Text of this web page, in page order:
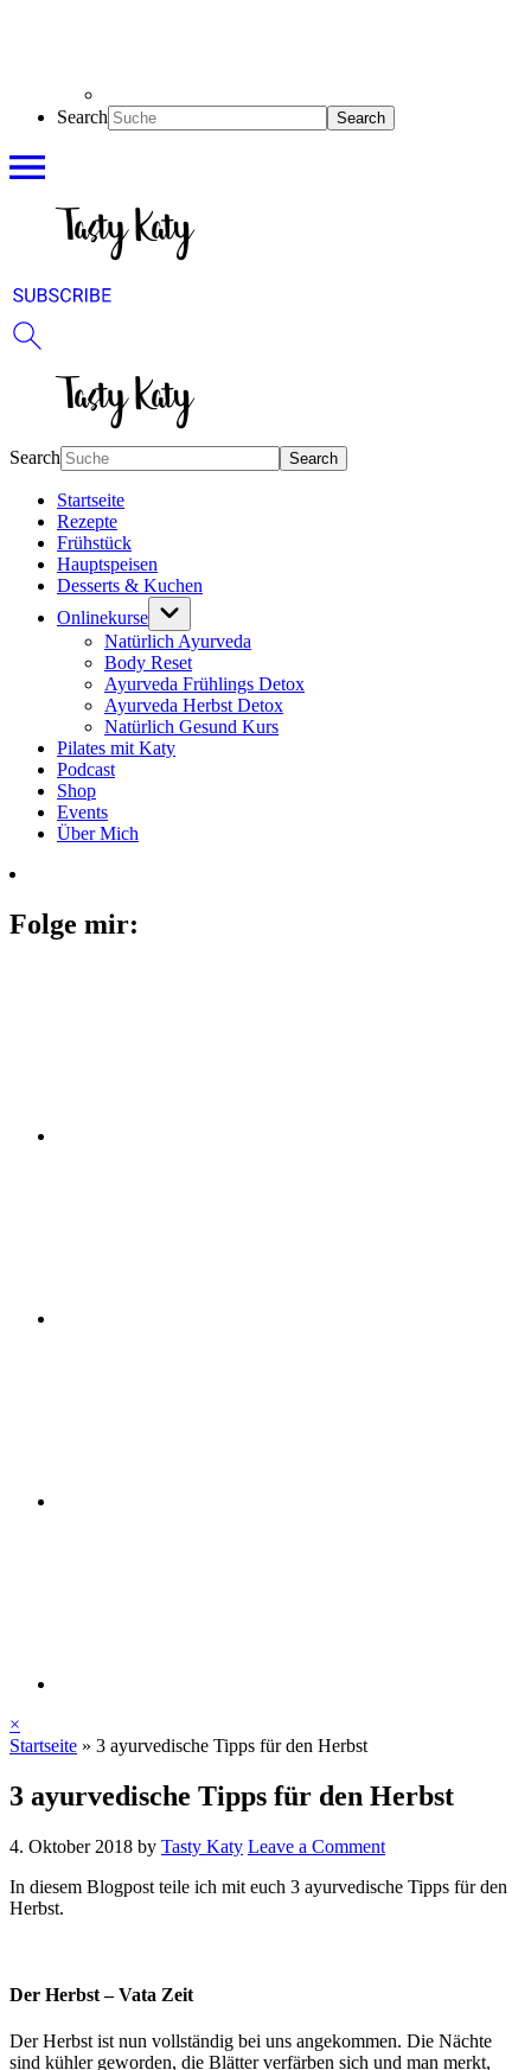
Search
Search
Startseite
Rezepte
Frühstück
Hauptspeisen
Desserts & Kuchen
Onlinekurse
Natürlich Ayurveda
Body Reset
Ayurveda Frühlings Detox
Ayurveda Herbst Detox
Natürlich Gesund Kurs
Pilates mit Katy
Podcast
Shop
Events
Über Mich
Folge mir:
×
Startseite » 3 ayurvedische Tipps für den Herbst
3 ayurvedische Tipps für den Herbst
4. Oktober 2018 by Tasty Katy Leave a Comment
In diesem Blogpost teile ich mit euch 3 ayurvedische Tipps für den
Herbst.
Der Herbst – Vata Zeit
Der Herbst ist nun vollständig bei uns angekommen. Die Nächte
sind kühler geworden, die Blätter verfärben sich und man merkt,